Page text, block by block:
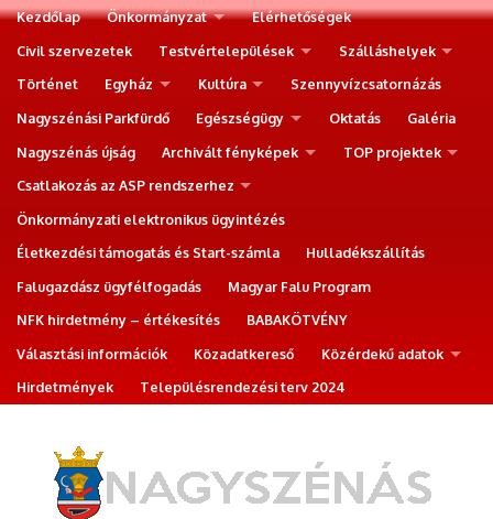
Kezdőlap Önkormányzat
Elérhetőségek
Civil szervezetek
Testvértelepülések
Szálláshelyek
Történet
Egyház Kultúra
Szennyvízcsatornázás
Nagyszénási Parkfürdő
Egészségügy Oktatás
Galéria
Nagyszénás újság
Archivált fényképek
TOP projektek
Csatlakozás az ASP rendszerhez
Önkormányzati elektronikus ügyintézés
Életkezdési támogatás és Start-számla
Hulladékszállítás
Falugazdász ügyfélfogadás
Magyar Falu Program
NFK hirdetmény – értékesítés
BABAKÖTVÉNY
Választási információk
Közadatkereső
Közérdekű adatok
Hirdetmények
Településrendezési terv 2024